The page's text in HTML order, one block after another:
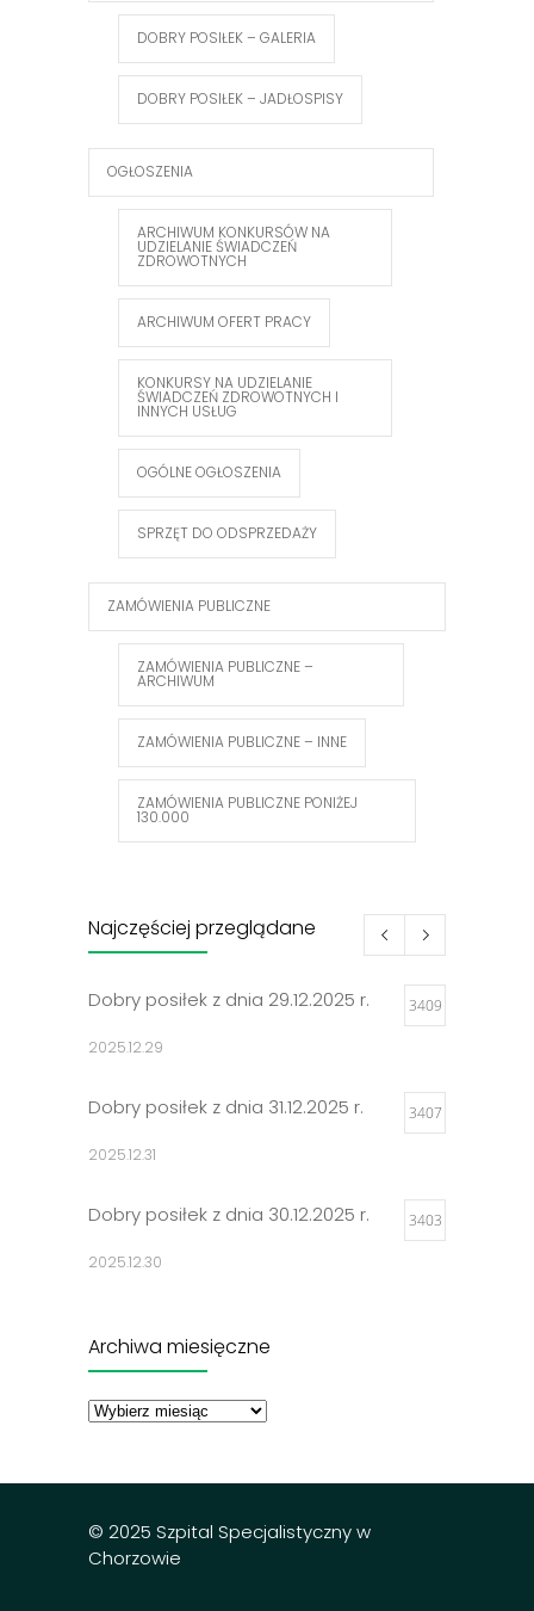
DOBRY POSIŁEK – GALERIA
DOBRY POSIŁEK – JADŁOSPISY
OGŁOSZENIA
ARCHIWUM KONKURSÓW NA
UDZIELANIE ŚWIADCZEŃ
ZDROWOTNYCH
ARCHIWUM OFERT PRACY
KONKURSY NA UDZIELANIE
ŚWIADCZEŃ ZDROWOTNYCH I
INNYCH USŁUG
OGÓLNE OGŁOSZENIA
SPRZĘT DO ODSPRZEDAŻY
ZAMÓWIENIA PUBLICZNE
ZAMÓWIENIA PUBLICZNE –
ARCHIWUM
ZAMÓWIENIA PUBLICZNE – INNE
ZAMÓWIENIA PUBLICZNE PONIŻEJ
130.000
Najczęściej przeglądane
Dobry posiłek z dnia 29.12.2025 r. 3409
2025.12.29
Dobry posiłek z dnia 31.12.2025 r. 3407
2025.12.31
Dobry posiłek z dnia 30.12.2025 r. 3403
2025.12.30
2024.12.27
Dobry posiłek z dnia 23.12.2025 r.
Archiwa miesięczne
miesięczne
© 2025 Szpital Specjalistyczny w
Chorzowie